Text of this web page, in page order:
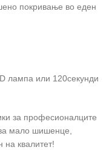
покривање во еден
лампа или 120секунди
за професионалците
мало шишенце,
на квалитет!